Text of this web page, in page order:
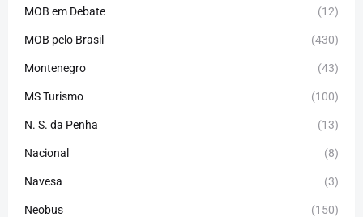
MOB em Debate (12)
MOB pelo Brasil (430)
Montenegro (43)
MS Turismo (100)
N. S. da Penha (13)
Nacional (8)
Navesa (3)
Neobus (150)